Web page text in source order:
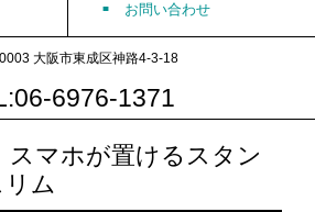
お問い合わせ
大阪市東成区神路4-3-18
6976-1371
スマホが置けるスタン
ム